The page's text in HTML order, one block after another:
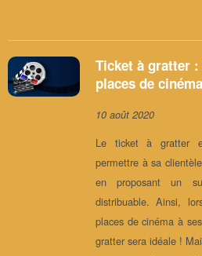
Ticket à gratter
places de
10 août 2020
Le ticket à gratter
permettre à sa
en proposant un
distribuable. Ainsi,
places de cinéma à
gratter sera idéale !